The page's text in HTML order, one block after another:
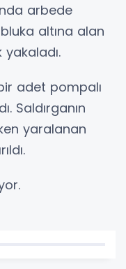
arbede
altına alan
yakaladı.
adet pompalı
Saldırganın
yaralanan